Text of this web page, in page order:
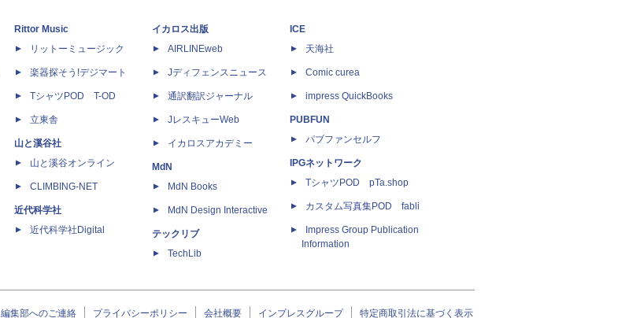
Rittor Music
リットーミュージック
楽器探そう!デジマート
TシャツPOD T-OD
立東舎
山と溪谷社
山と溪谷オンライン
CLIMBING-NET
近代科学社
近代科学社Digital
イカロス出版
AIRLINEweb
Jディフェンスニュース
通訳翻訳ジャーナル
JレスキューWeb
イカロスアカデミー
MdN
MdN Books
MdN Design Interactive
テックリブ
TechLib
ICE
天海社
Comic curea
impress QuickBooks
PUBFUN
パブファンセルフ
IPGネットワーク
TシャツPOD pTa.shop
カスタム写真集POD fabli
Impress Group Publication
Information
編集部へのご連絡 プライバシーポリシー 会社概要 インプレスグループ 特定商取引法に基づく表示